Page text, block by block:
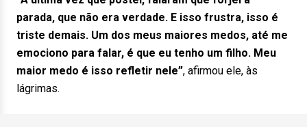
parada, que não era verdade. E isso frustra, isso é
triste demais. Um dos meus maiores medos, até me
emociono para falar, é que eu tenho um filho. Meu
maior medo é isso refletir nele”, afirmou ele, às
lágrimas.